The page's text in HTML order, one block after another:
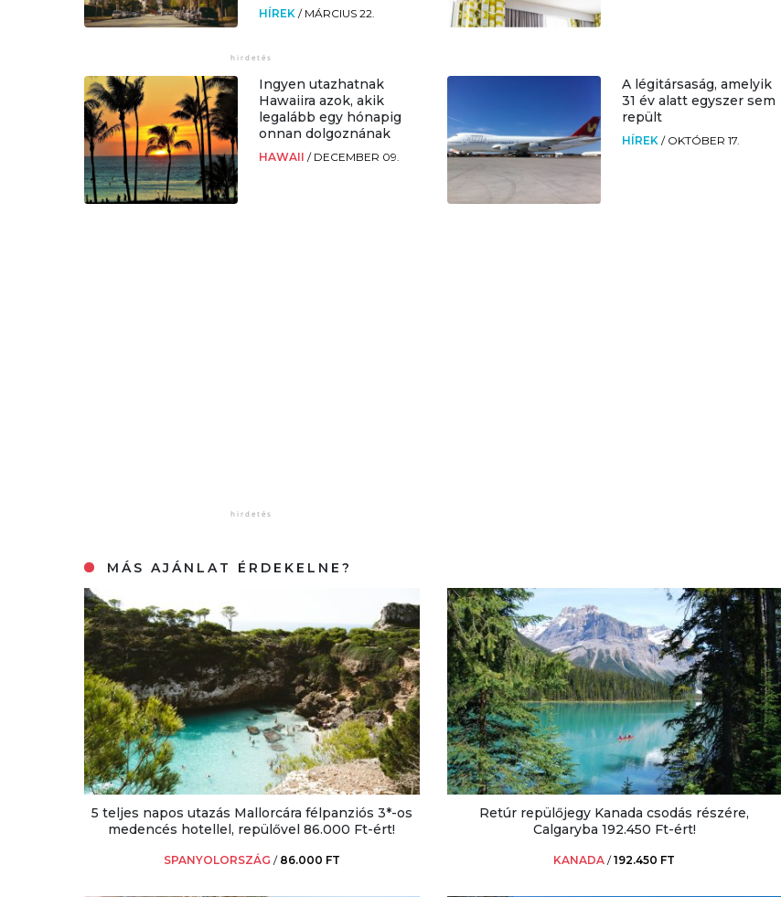
HÍREK/ MÁRCIUS 22.
Ingyen utazhatnak
Hawaiira azok, akik
legalább egy hónapig
onnan dolgoznának
HAWAII/ DECEMBER 09.
A légitársaság, amelyik
31 év alatt egyszer sem
repült
HÍREK / OKTÓBER 17.
MÁS AJÁNLAT ÉRDEKELNE?
5 teljes napos utazás Mallorcára félpanziós 3*-os
medencés hotellel, repülővel 86.000 Ft-ért!
SPANYOLORSZÁG / 86.000 FT
Retúr repülőjegy Kanada csodás részére,
Calgaryba 192.450 Ft-ért!
KANADA /192.450 FT